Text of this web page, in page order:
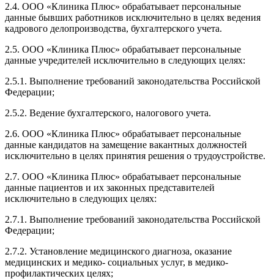
2.4. ООО «Клиника Плюс» обрабатывает персональные
данные бывших работников исключительно в целях ведения
кадрового делопроизводства, бухгалтерского учета.
2.5. ООО «Клиника Плюс» обрабатывает персональные
данные учредителей исключительно в следующих целях:
2.5.1. Выполнение требований законодательства Российской
Федерации;
2.5.2. Ведение бухгалтерского, налогового учета.
2.6. ООО «Клиника Плюс» обрабатывает персональные
данные кандидатов на замещение вакантных должностей
исключительно в целях принятия решения о трудоустройстве.
2.7. ООО «Клиника Плюс» обрабатывает персональные
данные пациентов и их законных представителей
исключительно в следующих целях:
2.7.1. Выполнение требований законодательства Российской
Федерации;
2.7.2. Установление медицинского диагноза, оказание
медицинских и медико- социальных услуг, в медико-
профилактических целях;